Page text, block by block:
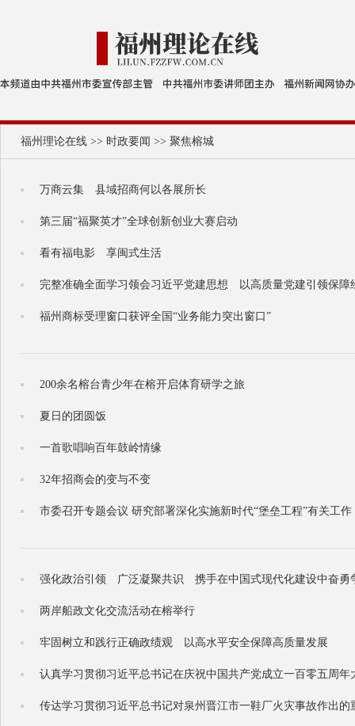
福州理论在线 >> 时政要闻 >> 聚焦榕城
万商云集 县域招商何以各展所长
第三届“福聚英才”全球创新创业大赛启动
看有福电影 享闽式生活
完整准确全面学习领会习近平党建思想 以高质量党建引领保障
福州商标受理窗口获评全国“业务能力突出窗口”
200余名榕台青少年在榕开启体育研学之旅
夏日的团圆饭
一首歌唱响百年鼓岭情缘
32年招商会的变与不变
市委召开专题会议 研究部署深化实施新时代“堡垒工程”有关工作
强化政治引领 广泛凝聚共识 携手在中国式现代化建设中奋勇
两岸船政文化交流活动在榕举行
牢固树立和践行正确政绩观 以高水平安全保障高质量发展
认真学习贯彻习近平总书记在庆祝中国共产党成立一百零五周年
传达学习贯彻习近平总书记对泉州晋江市一鞋厂火灾事故作出的